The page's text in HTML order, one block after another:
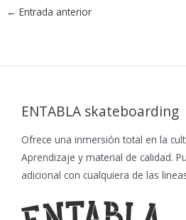
← Entrada anterior
ENTABLA skateboarding
Ofrece una inmersión total en la
Aprendizaje y material de calidad.
adicional con cualquiera de las